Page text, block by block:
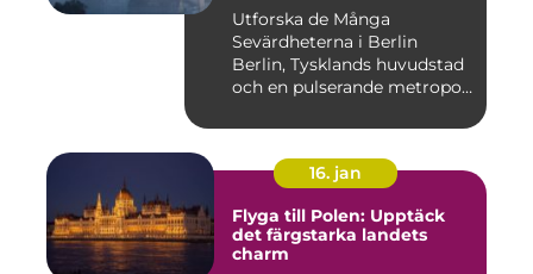
Utforska de Många
Sevärdheterna i Berlin
Berlin, Tysklands huvudstad
och en pulserande metropol,
16. jan
Flyga till Polen: Upptäck
det färgstarka landets
charm